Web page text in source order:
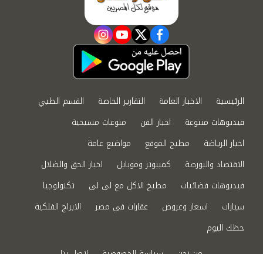
facebook
twitter
youtube
instagram
الرئيسية الاخبار العامة التقارير الخاصة
القسم الطبي
فيديوهات متنوعة
اخبار الفن
منوعات مسيحية
اخبار الرياضة
مطبخ الموقع
مواضيع عامة
الاقتصاد والبورصة
كمبيوتر وموبايل
اخبار الحق والضلال
فيديوهات فضائيات
مطبخ الاكل مع لى لى
تكنولوجيا
سيارات
اسعار وعروض عقارات في مصر
الابراج الفلكية
حظك اليوم